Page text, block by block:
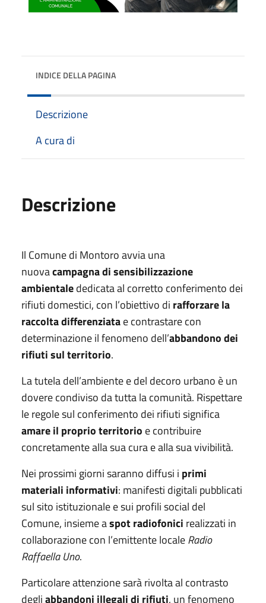
INDICE DELLA PAGINA
Descrizione
A cura di
Descrizione
Il Comune di Montoro avvia una
nuovacampagna di sensibilizzazione
ambientalededicata al corretto conferimento dei
rifiuti domestici, con l’obiettivo di rafforzare la
raccolta differenziatae contrastare con
determinazione il fenomeno dell’abbandono dei
rifiuti sul territorio.
La tutela dell’ambiente e del decoro urbano è un
dovere condiviso da tutta la comunità. Rispettare
le regole sul conferimento dei rifiuti significa
amare il proprio territorio e contribuire
concretamente alla sua cura e alla sua vivibilità.
Nei prossimi giorni saranno diffusi i primi
materiali informativi: manifesti digitali pubblicati
sul sito istituzionale e sui profili social del
Comune, insieme aspot radiofonici realizzati in
collaborazione con l’emittente localeRadio
Raffaella Uno.
Particolare attenzione sarà rivolta al contrasto
degliabbandoni illegali di rifiuti, un fenomeno